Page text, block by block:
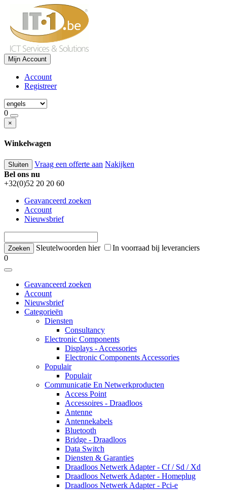
Mijn Account
Account
Registreer
0
×
Winkelwagen
Sluiten Vraag een offerte aan Nakijken
Bel ons nu
+32(0)52 20 20 60
Geavanceerd zoeken
Account
Nieuwsbrief
Sleutelwoorden hier
In voorraad bij leveranciers
0
Geavanceerd zoeken
Account
Nieuwsbrief
Categorieën
Diensten
Consultancy
Electronic Components
Displays - Accessories
Electronic Components Accessories
Populair
Populair
Communicatie En Netwerkproducten
Access Point
Accessoires - Draadloos
Antenne
Antennekabels
Bluetooth
Bridge - Draadloos
Data Switch
Diensten & Garanties
Draadloos Netwerk Adapter - Cf / Sd / Xd
Draadloos Netwerk Adapter - Homeplug
Draadloos Netwerk Adapter - Pci-e